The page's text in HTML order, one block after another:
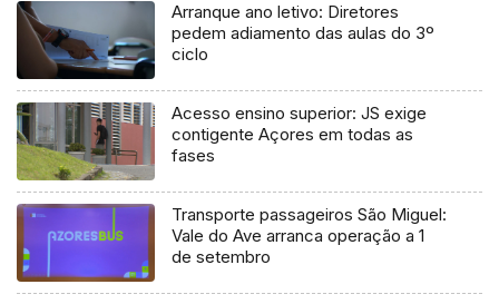
Arranque ano letivo: Diretores
pedem adiamento das aulas do 3º
ciclo
Acesso ensino superior: JS exige
contigente Açores em todas as
fases
Transporte passageiros São Miguel:
Vale do Ave arranca operação a 1
de setembro